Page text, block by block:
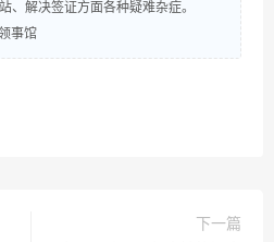
、解决签证方面各种疑难杂症。
事馆
下一篇